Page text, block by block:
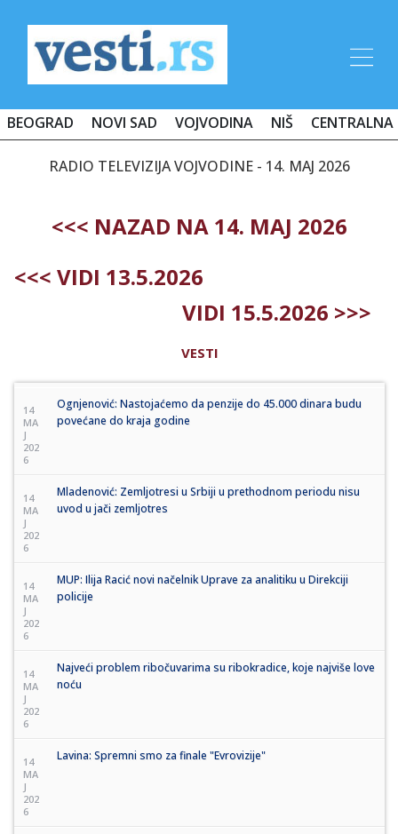
BEOGRAD NOVI SAD VOJVODINA NIŠ CENTRALNA
RADIO TELEVIZIJA VOJVODINE - 14. MAJ 2026
<<< NAZAD NA 14. MAJ 2026
<<< VIDI 13.5.2026
VIDI 15.5.2026 >>>
VESTI
14
MA
J
202
6
Ognjenović: Nastojaćemo da penzije do 45.000 dinara budu
povećane do kraja godine
14
MA
J
202
6
Mladenović: Zemljotresi u Srbiji u prethodnom periodu nisu
uvod u jači zemljotres
14
MA
J
202
6
MUP: Ilija Racić novi načelnik Uprave za analitiku u Direkciji
policije
14
MA
J
202
6
Najveći problem ribočuvarima su ribokradice, koje najviše love
noću
14
MA
J
202
6
Lavina: Spremni smo za finale "Evrovizije"